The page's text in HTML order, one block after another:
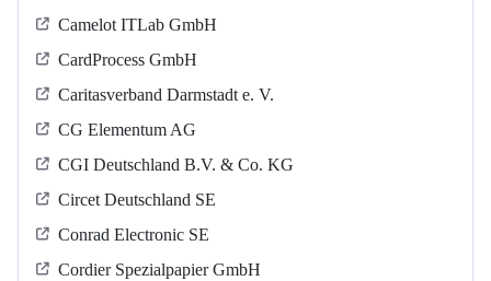
Camelot ITLab GmbH
CardProcess GmbH
Caritasverband Darmstadt e. V.
CG Elementum AG
CGI Deutschland B.V. & Co. KG
Circet Deutschland SE
Conrad Electronic SE
Cordier Spezialpapier GmbH